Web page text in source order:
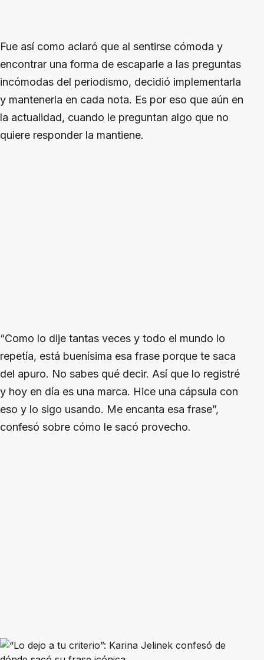
Fue así como aclaró que al sentirse cómoda y
encontrar una forma de escaparle a las preguntas
incómodas del periodismo, decidió implementarla
y mantenerla en cada nota. Es por eso que aún en
la actualidad, cuando le preguntan algo que no
quiere responder la mantiene.
“Como lo dije tantas veces y todo el mundo lo
repetía, está buenísima esa frase porque te saca
del apuro. No sabes qué decir. Así que lo registré
y hoy en día es una marca. Hice una cápsula con
eso y lo sigo usando. Me encanta esa frase”,
confesó sobre cómo le sacó provecho.